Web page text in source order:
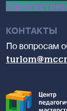
КОНТАКТЫ
По вопросам